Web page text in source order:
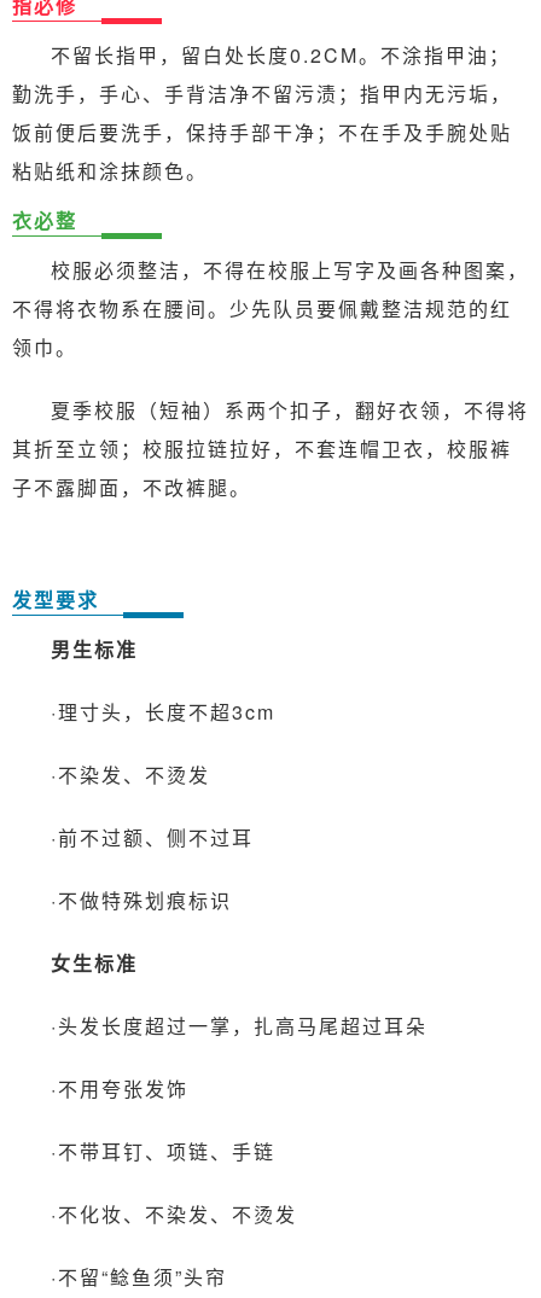
不留长指甲，留白处长度0.2CM。不涂指甲油；
勤洗手，手心、手背洁净不留污渍；指甲内无污垢，
饭前便后要洗手，保持手部干净；不在手及手腕处贴
粘贴纸和涂抹颜色。
衣必整
校服必须整洁，不得在校服上写字及画各种图案，
不得将衣物系在腰间。少先队员要佩戴整洁规范的红
领巾。
夏季校服（短袖）系两个扣子，翻好衣领，不得将
其折至立领；校服拉链拉好，不套连帽卫衣，校服裤
子不露脚面，不改裤腿。
发型要求
男生标准
·理寸头，长度不超3cm
·不染发、不烫发
·前不过额、侧不过耳
·不做特殊划痕标识
女生标准
·头发长度超过一掌，扎高马尾超过耳朵
·不用夸张发饰
·不带耳钉、项链、手链
·不化妆、不染发、不烫发
·不留“鲶鱼须”头帘